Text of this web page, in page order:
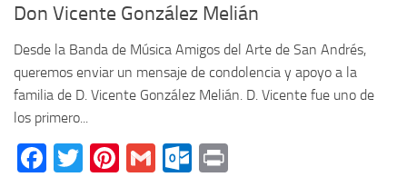
Don Vicente González Melián
Desde la Banda de Música Amigos del Arte de San Andrés,
queremos enviar un mensaje de condolencia y apoyo a la
familia de D. Vicente González Melián. D. Vicente fue uno de
los primero...
Facebook
Twitter
Pinterest
GmailOutlook.com